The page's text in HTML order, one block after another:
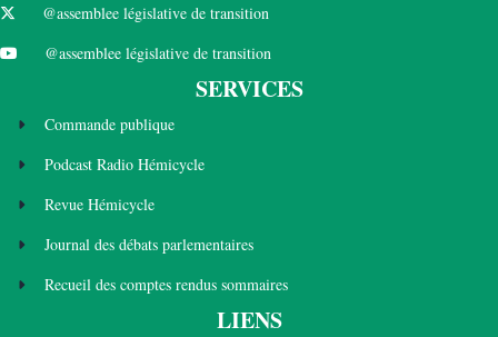
@assemblee législative de transition
@assemblee législative de transition
SERVICES
Commande publique
Podcast Radio Hémicycle
Revue Hémicycle
Journal des débats parlementaires
Recueil des comptes rendus sommaires
LIENS